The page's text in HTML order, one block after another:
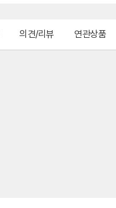
의견/리뷰 연관상품